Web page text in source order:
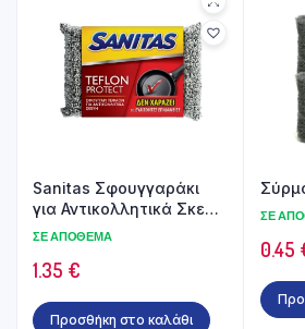
Sanitas Σφουγγαράκι
για Αντικολλητικά Σκεύη
Teflon Protect
ΣΕ ΑΠΌΘΕΜΑ
1.35 €
Προσθήκη στο καλάθι
ΣΕ
0.45